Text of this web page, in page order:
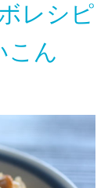
レシピ
こん